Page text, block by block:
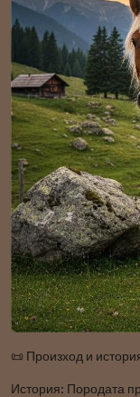
📜 Произход и
История: Породата